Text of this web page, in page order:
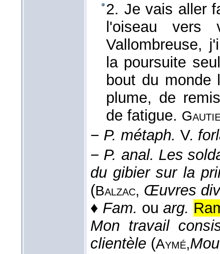
2. Je vais aller
l'oiseau
Vallombreuse,
la poursuite
bout du
plume, de
de fatigue.
− P. métaph. V.
− P. anal. Les
du gibier sur la
(Balzac, Œuvres
♦ Fam. ou arg.
Mon travail
clientèle (Aymé,